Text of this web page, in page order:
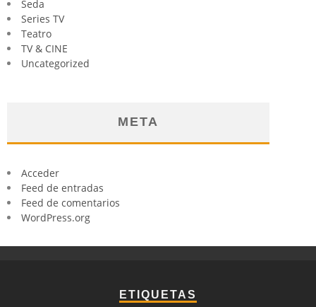
Seda
Series TV
Teatro
TV & CINE
Uncategorized
META
Acceder
Feed de entradas
Feed de comentarios
WordPress.org
ETIQUETAS